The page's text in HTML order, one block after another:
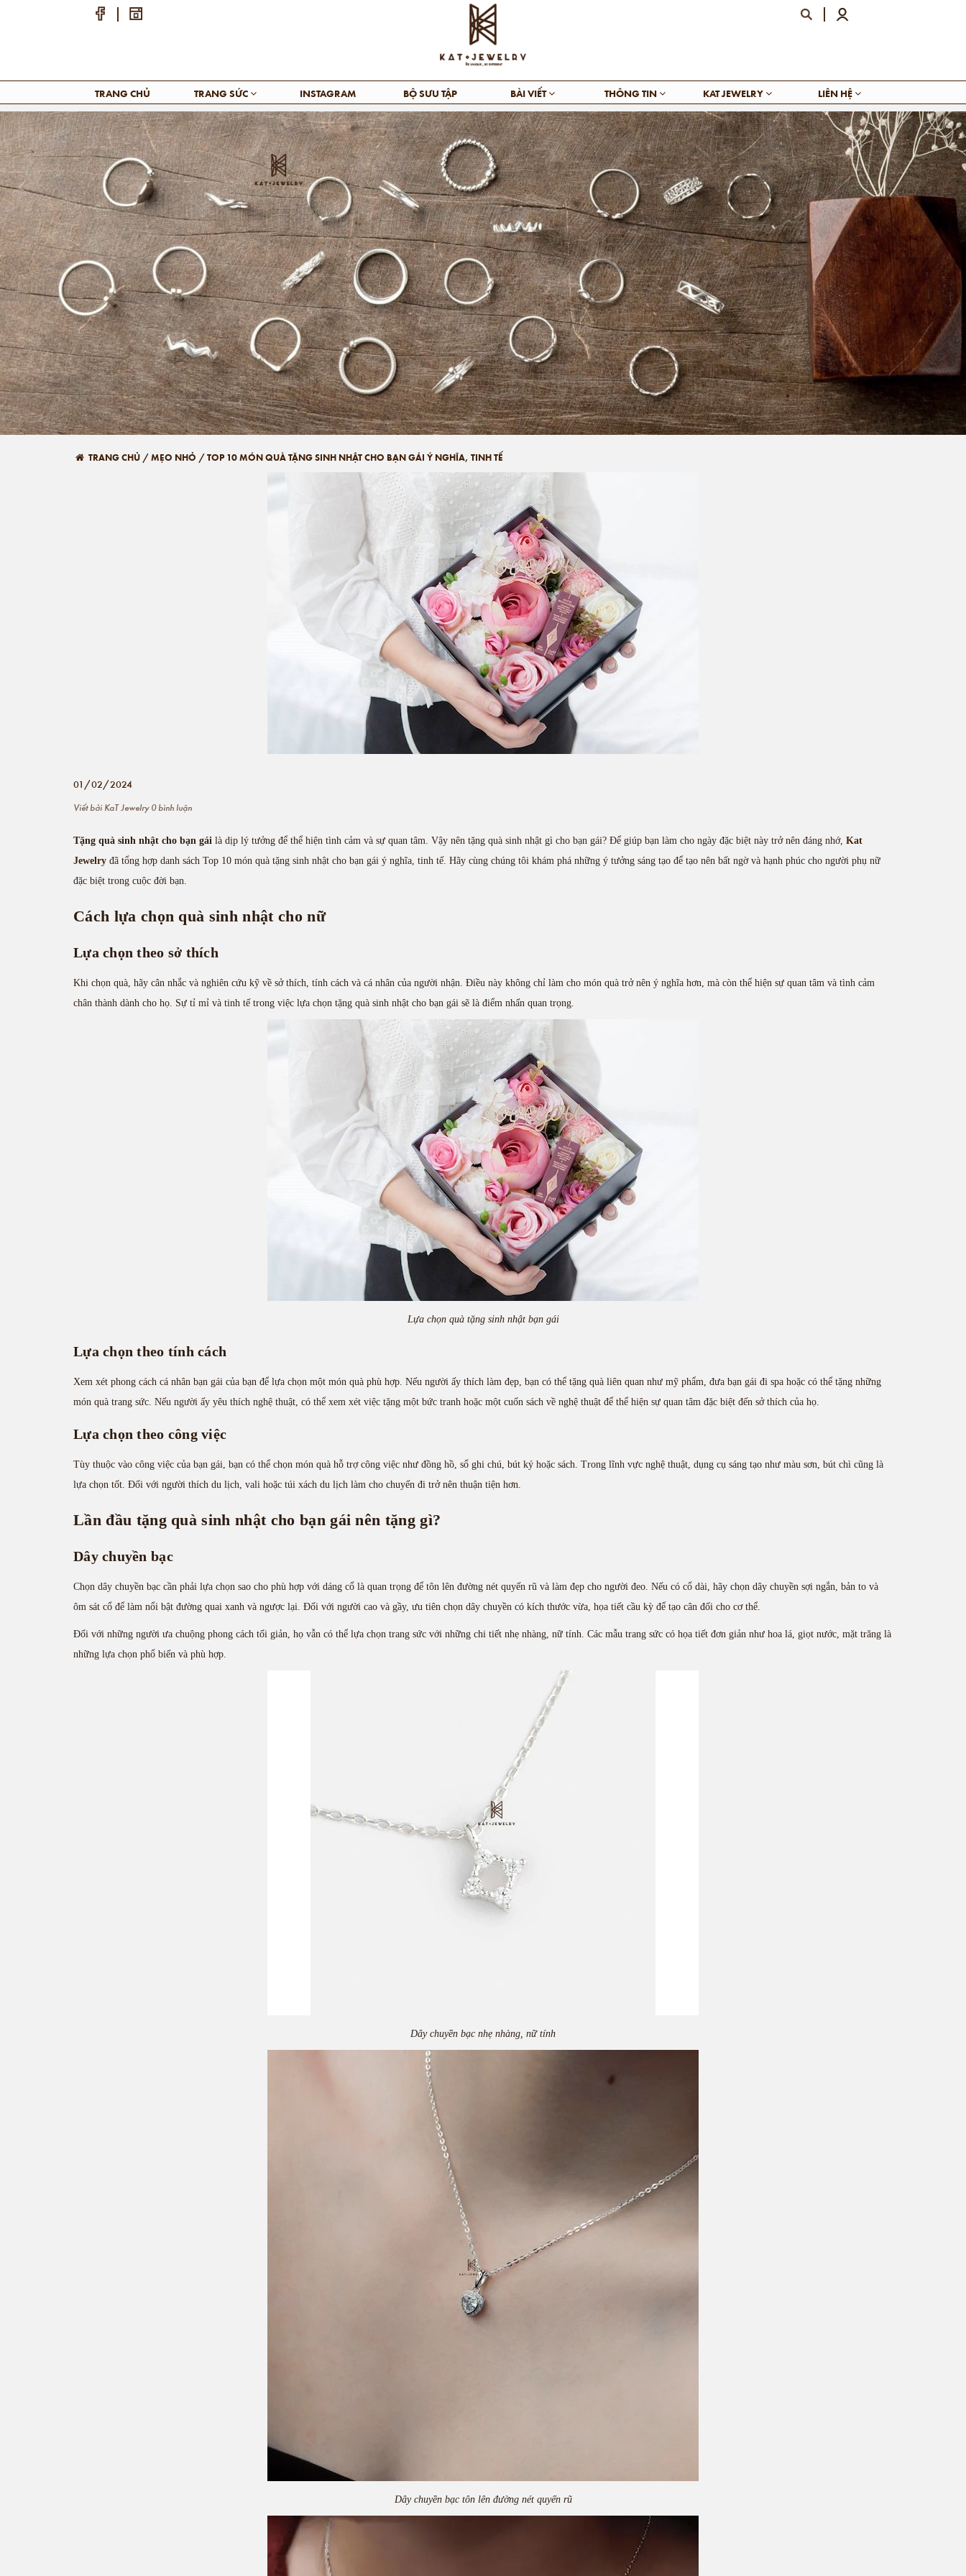
TRANG CHỦ TRANG SỨC INSTAGRAM BỘ SƯU TẬP BÀI VIẾT THÔNG TIN KAT JEWELRY LIÊN HỆ
TRANG CHỦ /MẸO NHỎ /TOP 10 MÓN QUÀ TẶNG SINH NHẬT CHO BẠN GÁI Ý NGHĨA, TINH TẾ
01/02/2024
Viết bởi KaT Jewelry0 bình luận
Tặng quà sinh nhật cho bạn gái là dịp lý tưởng để thể hiện tình cảm và sự quan tâm. Vậy nên tặng quà sinh nhật gì cho bạn gái? Để giúp bạn làm cho ngày đặc biệt này trở nên đáng nhớ, Kat
Jewelry đã tổng hợp danh sách Top 10 món quà tặng sinh nhật cho bạn gái ý nghĩa, tinh tế. Hãy cùng chúng tôi khám phá những ý tưởng sáng tạo để tạo nên bất ngờ và hạnh phúc cho người phụ nữ
đặc biệt trong cuộc đời bạn.
Cách lựa chọn quà sinh nhật cho nữ
Lựa chọn theo sở thích
Khi chọn quà, hãy cân nhắc và nghiên cứu kỹ về sở thích, tính cách và cá nhân của người nhận. Điều này không chỉ làm cho món quà trở nên ý nghĩa hơn, mà còn thể hiện sự quan tâm và tình cảm
chân thành dành cho họ. Sự tỉ mỉ và tinh tế trong việc lựa chọn tặng quà sinh nhật cho bạn gái sẽ là điểm nhấn quan trọng.
Lựa chọn quà tặng sinh nhật bạn gái
Lựa chọn theo tính cách
Xem xét phong cách cá nhân bạn gái của bạn để lựa chọn một món quà phù hợp. Nếu người ấy thích làm đẹp, bạn có thể tặng quà liên quan như mỹ phẩm, đưa bạn gái đi spa hoặc có thể tặng những
món quà trang sức. Nếu người ấy yêu thích nghệ thuật, có thể xem xét việc tặng một bức tranh hoặc một cuốn sách về nghệ thuật để thể hiện sự quan tâm đặc biệt đến sở thích của họ.
Lựa chọn theo công việc
Tùy thuộc vào công việc của bạn gái, bạn có thể chọn món quà hỗ trợ công việc như đồng hồ, sổ ghi chú, bút ký hoặc sách. Trong lĩnh vực nghệ thuật, dụng cụ sáng tạo như màu sơn, bút chì cũng là
lựa chọn tốt. Đối với người thích du lịch, vali hoặc túi xách du lịch làm cho chuyến đi trở nên thuận tiện hơn.
Lần đầu tặng quà sinh nhật cho bạn gái nên tặng gì?
Dây chuyền bạc
Chọn dây chuyền bạc cần phải lựa chọn sao cho phù hợp với dáng cổ là quan trọng để tôn lên đường nét quyến rũ và làm đẹp cho người đeo. Nếu có cổ dài, hãy chọn dây chuyền sợi ngắn, bản to và
ôm sát cổ để làm nổi bật đường quai xanh và ngược lại. Đối với người cao và gầy, ưu tiên chọn dây chuyền có kích thước vừa, họa tiết cầu kỳ để tạo cân đối cho cơ thể.
Đối với những người ưa chuộng phong cách tối giản, họ vẫn có thể lựa chọn trang sức với những chi tiết nhẹ nhàng, nữ tính. Các mẫu trang sức có họa tiết đơn giản như hoa lá, giọt nước, mặt trăng là
những lựa chọn phổ biến và phù hợp.
Dây chuyền bạc nhẹ nhàng, nữ tính
Dây chuyền bạc tôn lên đường nét quyến rũ